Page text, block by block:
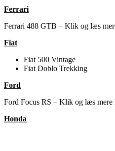
Ferrari
Ferrari 488 GTB – Klik og læs
Fiat
Fiat 500 Vintage
Fiat Doblo Trekking
Ford
Ford Focus RS – Klik og læs mere
Honda